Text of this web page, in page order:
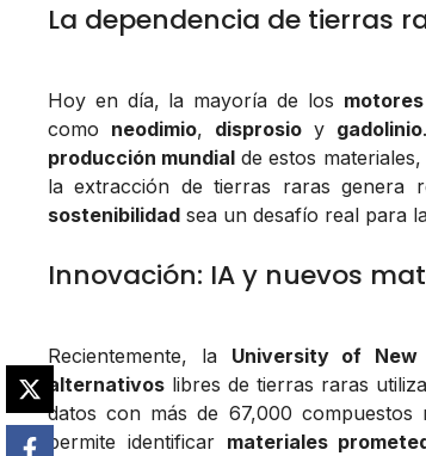
La dependencia de tierras
Hoy en día, la mayoría de los
como neodimio, disprosioy gadolinio
producción mundial de estos
la extracción de tierras raras genera
sostenibilidad sea un desafío real para
Innovación: IA y nuevos
Recientemente, la University of New
alternativos libres de tierras raras
datos con más de 67,000 compuestos
permite identificar materiales